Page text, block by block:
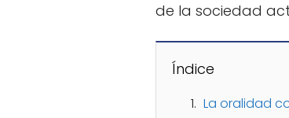
de la sociedad
Índice
La oralidad